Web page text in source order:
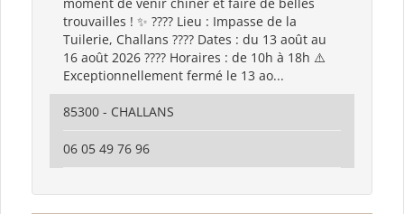
trouvailles ! ✨ ???? Lieu : Impasse de la
Tuilerie, Challans ???? Dates : du 13 août au
16 août 2026 ???? Horaires : de 10h à 18h ⚠️
Exceptionnellement fermé le 13 ao...
85300 - CHALLANS
06 05 49 76 96